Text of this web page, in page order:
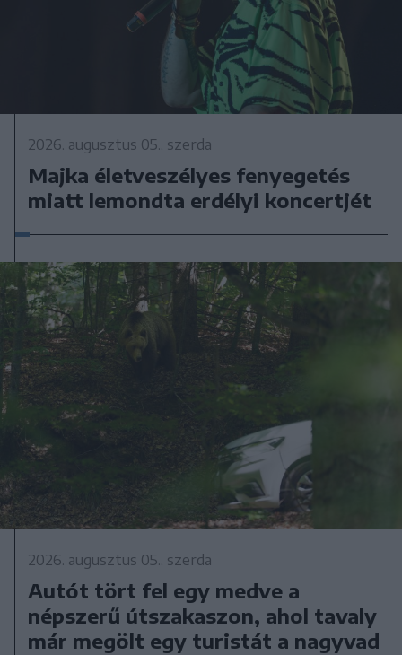
2026. augusztus 05., szerda
Majka életveszélyes fenyegetés
miatt lemondta erdélyi koncertjét
2026. augusztus 05., szerda
Autót tört fel egy medve a
népszerű útszakaszon, ahol tavaly
már megölt egy turistát a nagyvad